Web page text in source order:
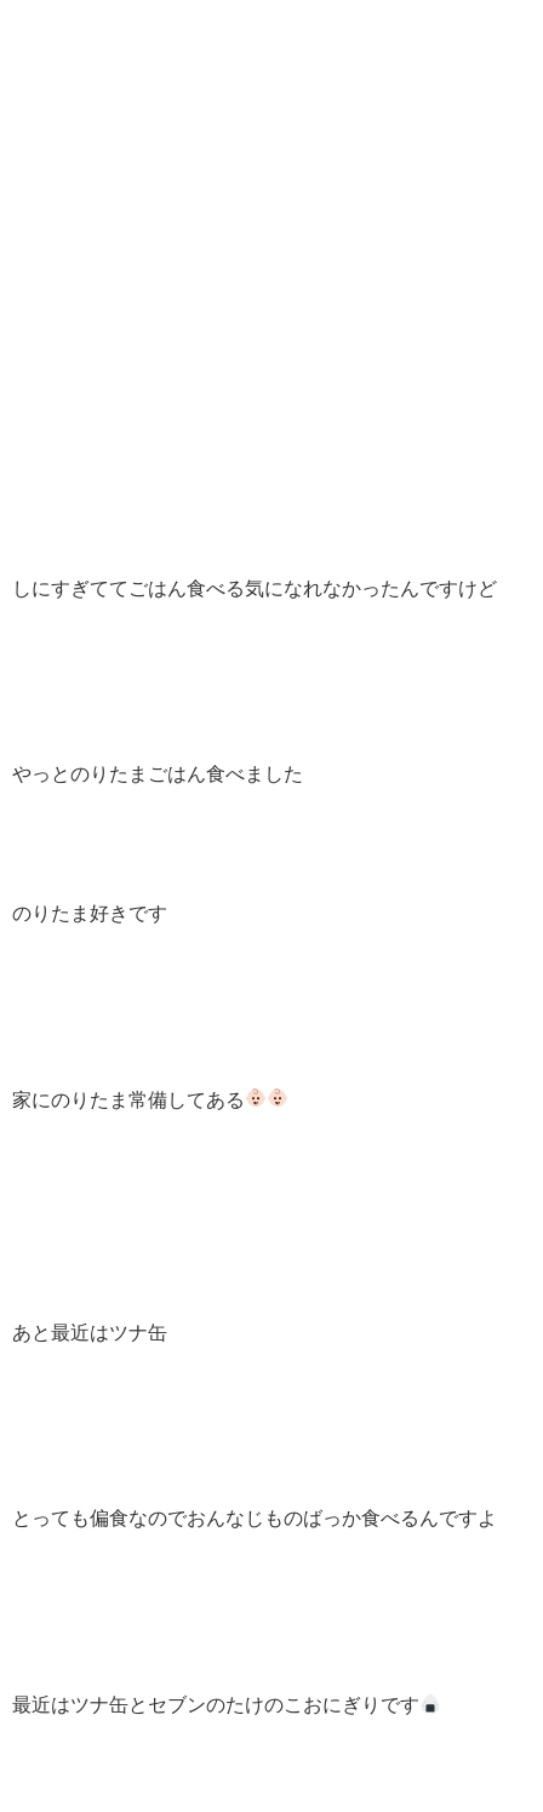
しにすぎててごはん食べる気になれなかったんですけど
やっとのりたまごはん食べました
のりたま好きです
家にのりたま常備してある
あと最近はツナ缶
とっても偏食なのでおんなじものばっか食べるんですよ
最近はツナ缶とセブンのたけのこおにぎりです